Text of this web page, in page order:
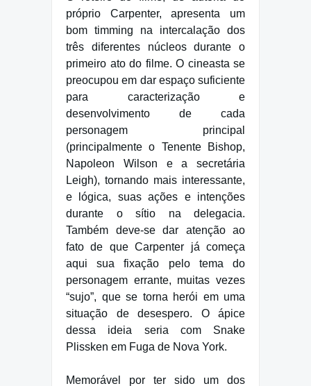
próprio Carpenter, apresenta um
bom timming na intercalação dos
três diferentes núcleos durante o
primeiro ato do filme. O cineasta se
preocupou em dar espaço suficiente
para caracterização e
desenvolvimento de cada
personagem principal
(principalmente o Tenente Bishop,
Napoleon Wilson e a secretária
Leigh), tornando mais interessante,
e lógica, suas ações e intenções
durante o sítio na delegacia.
Também deve-se dar atenção ao
fato de que Carpenter já começa
aqui sua fixação pelo tema do
personagem errante, muitas vezes
“sujo”, que se torna herói em uma
situação de desespero. O ápice
dessa ideia seria com Snake
Plissken em Fuga de Nova York.
Memorável por ter sido um dos